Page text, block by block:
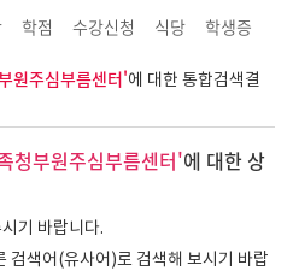
학점 수강신청 식당 학생증
주심부름센터'에 대한 통합검색결
부원주심부름센터'에 대한 상
기 바랍니다.
검색어(유사어)로 검색해 보시기 바랍